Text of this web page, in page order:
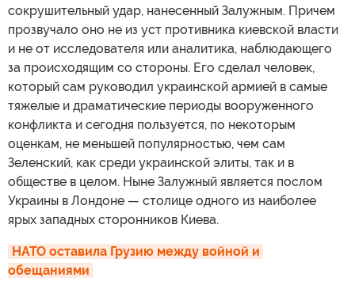
сокрушительный удар, нанесенный Залужным. Причем
прозвучало оно не из уст противника киевской власти
и не от исследователя или аналитика, наблюдающего
за происходящим со стороны. Его сделал человек,
который сам руководил украинской армией в самые
тяжелые и драматические периоды вооруженного
конфликта и сегодня пользуется, по некоторым
оценкам, не меньшей популярностью, чем сам
Зеленский, как среди украинской элиты, так и в
обществе в целом. Ныне Залужный является послом
Украины в Лондоне — столице одного из наиболее
ярых западных сторонников Киева.
НАТО оставила Грузию между войной и
обещаниями